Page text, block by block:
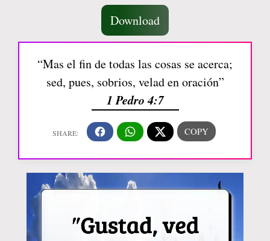
Download
“Mas el fin de todas las cosas se acerca;
sed, pues, sobrios, velad en oración”
1 Pedro 4:7